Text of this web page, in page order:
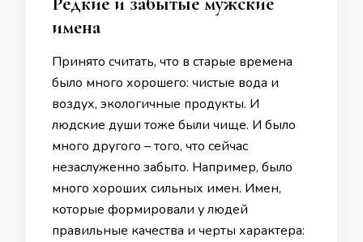
имена
Принято считать, что в старые времена
было много хорошего: чистые вода и
воздух, экологичные продукты. И
людские души тоже были чище. И было
много другого – того, что сейчас
незаслуженно забыто. Например, было
много хороших сильных имен. Имен,
которые формировали у людей
правильные качества и черты характера: